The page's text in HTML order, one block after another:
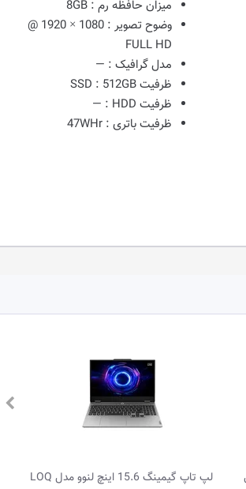
میزان حافظه رم : 8GB
وضوح تصویر :
1080 × 1920 @
FULL HD
مدل گرافیک : —
ظرفیت SSD :512GB
ظرفیت HDD :
—
ظرفیت باتری : 47WHr
لپ تاپ گیمینگ 15.6 اینچ لنوو مدل LOQ
لپ تاپ 15.6 اینچ لنوو مدل IdeaPad Slim